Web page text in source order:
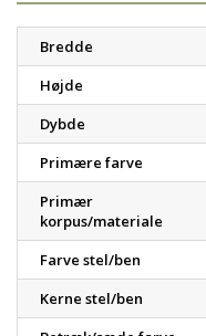
Bredde
Højde
Dybde
Primære farve
Primær
korpus/materiale
Farve stel/ben
Kerne stel/ben